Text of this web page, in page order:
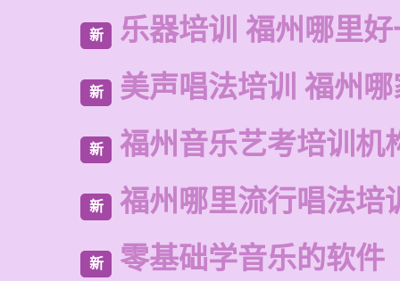
新 乐器培训 福州哪里
新 美声唱法培训 福州
新 福州音乐艺考培训机
新 福州哪里流行唱法培
新 零基础学音乐的软件